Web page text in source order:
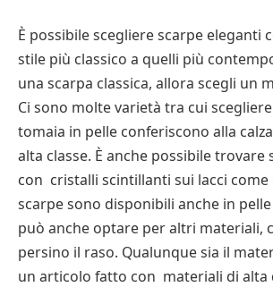
È possibile scegliere scarpe eleganti
stile più classico a quelli più
una scarpa classica, allora scegli un
Ci sono molte varietà tra cui
tomaia in pelle conferiscono alla
alta classe. È anche possibile trovare
con cristalli scintillanti sui lacci come
scarpe sono disponibili anche in
può anche optare per altri materiali,
persino il raso. Qualunque sia il
un articolo fatto con materiali di alta